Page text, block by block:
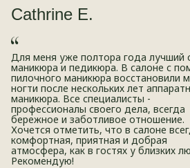
Cathrine E.
Для меня уже полтора года лучший
маникюра и педикюра. В салоне с
пилочного маникюра восстановили
ногти после нескольких лет
маникюра. Все специалисты -
профессионалы своего дела, всегда
бережное и заботливое отношение.
Хочется отметить, что в салоне
комфортная, приятная и добрая
атмосфера, как в гостях у близких
Рекомендую!